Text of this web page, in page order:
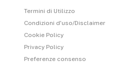
Termini di Utilizzo
Condizioni d'uso/Disclaimer
Cookie Policy
Privacy Policy
Preferenze consenso